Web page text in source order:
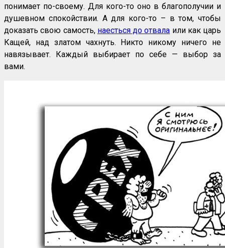
понимает по-своему. Для кого-то оно в благополучии и
душевном спокойствии. А для кого-то – в том, чтобы
доказать свою самость, наесться до отвала или как царь
Кащей, над златом чахнуть. Никто никому ничего не
навязывает. Каждый выбирает по себе — выбор за
вами.